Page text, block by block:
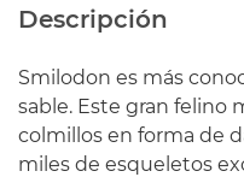
Descripción
Smilodon es más
sable. Este gran felino
colmillos en forma de
miles de esqueletos